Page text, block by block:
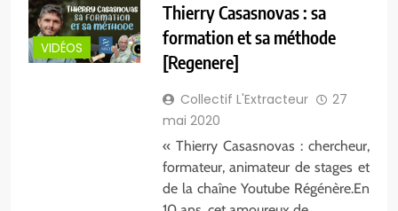
VIDÉOS
Thierry Casasnovas : sa
formation et sa méthode
[Regenere]
Collectif L'Extracteur
27
mai 2020
« Thierry Casasnovas : chercheur,
formateur, animateur de stages et
de la chaîne Youtube Régénère.En